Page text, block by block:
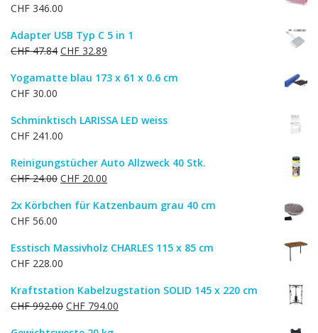
CHF 346.00
Adapter USB Typ C 5 in 1
CHF47.84 Ursprünglicher
war:
CHF 32.89
ist:
Yogamatte blau 173 x 61 x 0.6 cm
CHF 30.00
Schminktisch LARISSA LED weiss
CHF 241.00
Reinigungstücher Auto Allzweck 40 Stk.
CHF24.00 Ursprünglicher
war:
CHF 20.00
ist:
2x Körbchen für Katzenbaum grau 40 cm
CHF 56.00
Esstisch Massivholz CHARLES 115 x 85 cm
CHF 228.00
Kraftstation Kabelzugstation SOLID 145 x 220 cm
CHF992.00 Ursprünglicher
CHF 794.00